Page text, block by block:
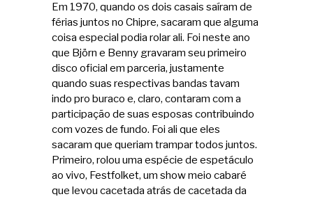
Em 1970, quando os dois casais saíram de
férias juntos no Chipre, sacaram que alguma
coisa especial podia rolar ali. Foi neste ano
que Björn e Benny gravaram seu primeiro
disco oficial em parceria, justamente
quando suas respectivas bandas tavam
indo pro buraco e, claro, contaram com a
participação de suas esposas contribuindo
com vozes de fundo. Foi ali que eles
sacaram que queriam trampar todos juntos.
Primeiro, rolou uma espécie de espetáculo
ao vivo, Festfolket, um show meio cabaré
que levou cacetada atrás de cacetada da